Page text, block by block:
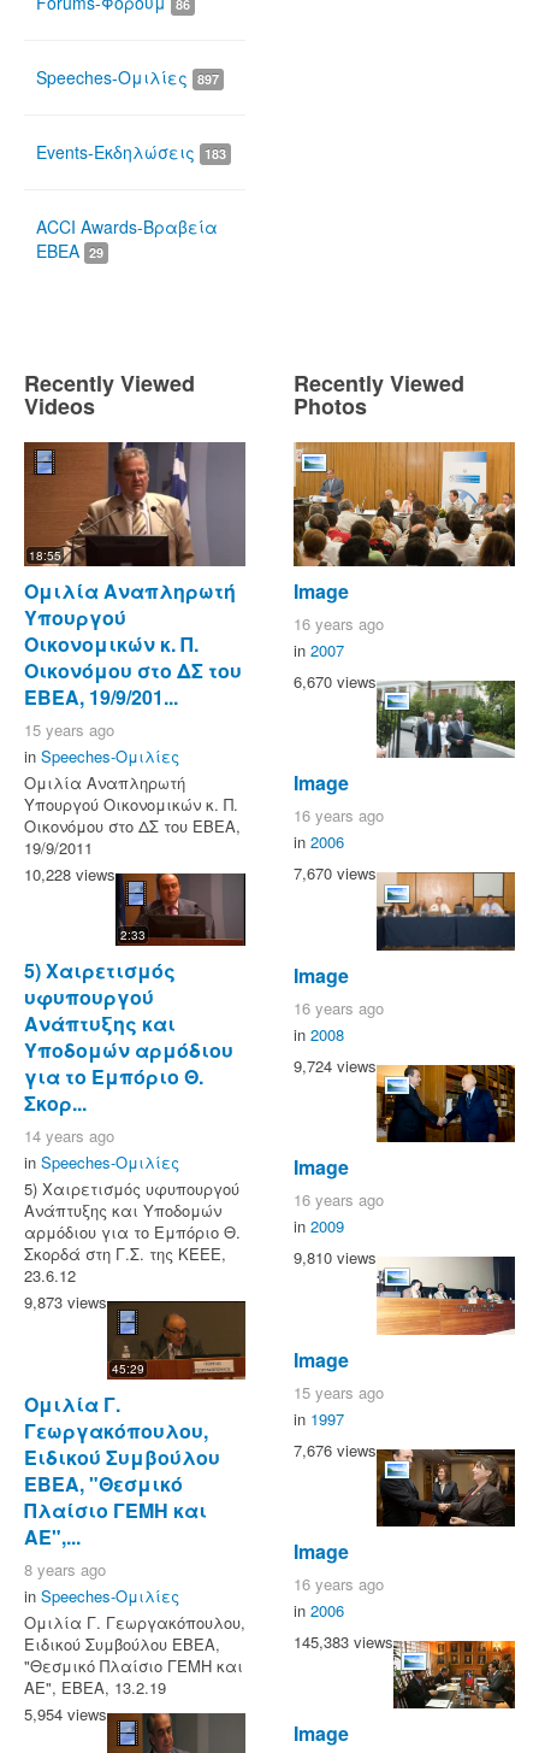
86
Speeches-Ομιλίες 897
Events-Εκδηλώσεις 183
ACCI Awards-Βραβεία
ΕΒΕΑ 29
Recently Viewed
Videos
18:55
Ομιλία Αναπληρωτή
Υπουργού
Οικονομικών κ. Π.
Οικονόμου στο ΔΣ του
ΕΒΕΑ, 19/9/201...
15 years ago
in Speeches-Ομιλίες
Ομιλία Αναπληρωτή
Υπουργού Οικονομικών κ. Π.
Οικονόμου στο ΔΣ του ΕΒΕΑ,
19/9/2011
10,228 views
2:33
5) Χαιρετισμός
υφυπουργού
Ανάπτυξης και
Υποδομών αρμόδιου
για το Εμπόριο Θ.
Σκορ...
14 years ago
in Speeches-Ομιλίες
5) Χαιρετισμός υφυπουργού
Ανάπτυξης και Υποδομών
αρμόδιου για το Εμπόριο Θ.
Σκορδά στη Γ.Σ. της ΚΕΕΕ,
23.6.12
9,873 views
45:29
Ομιλία Γ.
Γεωργακόπουλου,
Ειδικού Συμβούλου
ΕΒΕΑ, "Θεσμικό
Πλαίσιο ΓΕΜΗ και
ΑΕ",...
8 years ago
in Speeches-Ομιλίες
Ομιλία Γ. Γεωργακόπουλου,
Ειδικού Συμβούλου ΕΒΕΑ,
"Θεσμικό Πλαίσιο ΓΕΜΗ και
ΑΕ", ΕΒΕΑ, 13.2.19
5,954 views
Recently Viewed
Photos
Image
16 years ago
in 2007
6,670 views
Image
16 years ago
in 2006
7,670 views
Image
16 years ago
in 2008
9,724 views
Image
16 years ago
in 2009
9,810 views
Image
15 years ago
in 1997
7,676 views
Image
16 years ago
in 2006
145,383 views
Image